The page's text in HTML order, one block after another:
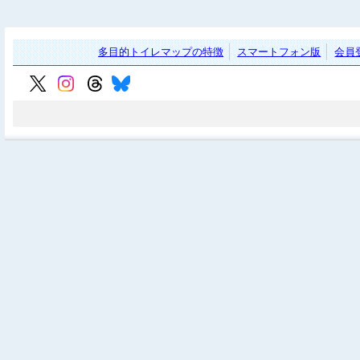
多目的トイレマップの特徴 スマートフォン版 会員